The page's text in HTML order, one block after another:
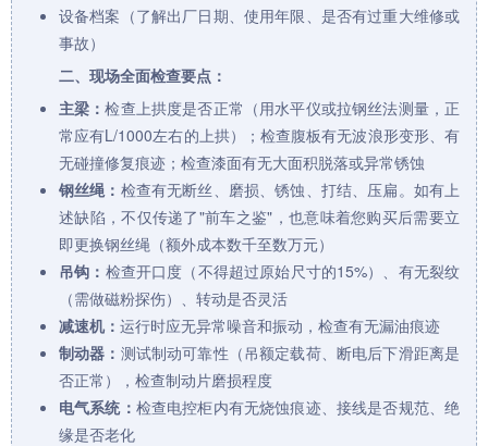
设备档案（了解出厂日期、使用年限、是否有过重大维修或
事故）
二、现场全面检查要点：
主梁：检查上拱度是否正常（用水平仪或拉钢丝法测量，正
常应有L/1000左右的上拱）；检查腹板有无波浪形变形、有
无碰撞修复痕迹；检查漆面有无大面积脱落或异常锈蚀
钢丝绳： 检查有无断丝、磨损、锈蚀、打结、压扁。如有上
述缺陷，不仅传递了"前车之鉴"，也意味着您购买后需要立
即更换钢丝绳（额外成本数千至数万元）
吊钩： 检查开口度（不得超过原始尺寸的15%）、有无裂纹
（需做磁粉探伤）、转动是否灵活
减速机： 运行时应无异常噪音和振动，检查有无漏油痕迹
制动器： 测试制动可靠性（吊额定载荷、断电后下滑距离是
否正常），检查制动片磨损程度
电气系统： 检查电控柜内有无烧蚀痕迹、接线是否规范、绝
缘是否老化